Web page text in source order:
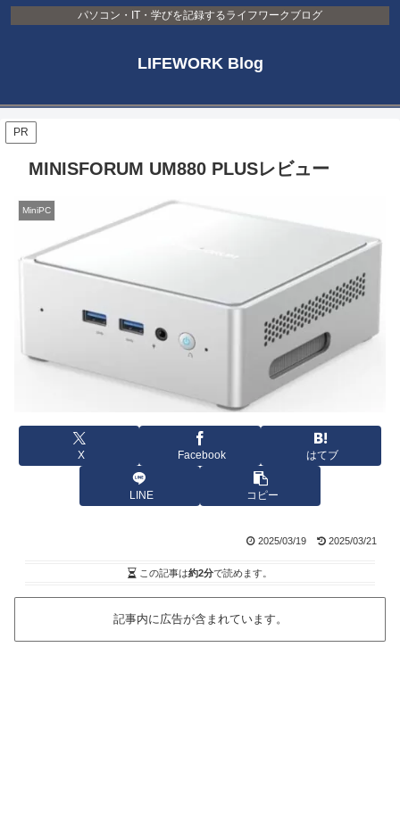
パソコン・IT・学びを記録するライフワークブログ
LIFEWORK Blog
PR
MINISFORUM UM880 PLUSレビュー
MiniPC
X Facebook はてブ
LINE コピー
2025/03/19 2025/03/21
この記事は約2分で読めます。
記事内に広告が含まれています。